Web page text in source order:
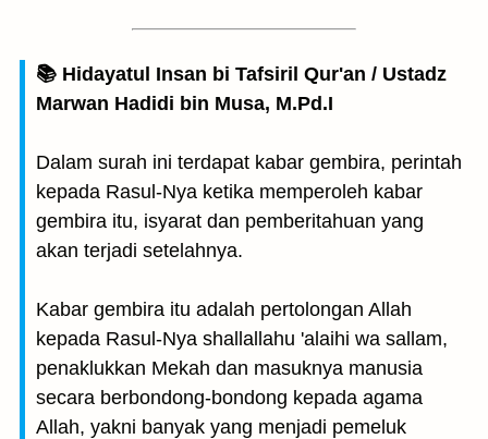
📚 Hidayatul Insan bi Tafsiril Qur'an / Ustadz
Marwan Hadidi bin Musa, M.Pd.I
Dalam surah ini terdapat kabar gembira, perintah
kepada Rasul-Nya ketika memperoleh kabar
gembira itu, isyarat dan pemberitahuan yang
akan terjadi setelahnya.
Kabar gembira itu adalah pertolongan Allah
kepada Rasul-Nya shallallahu 'alaihi wa sallam,
penaklukkan Mekah dan masuknya manusia
secara berbondong-bondong kepada agama
Allah, yakni banyak yang menjadi pemeluk